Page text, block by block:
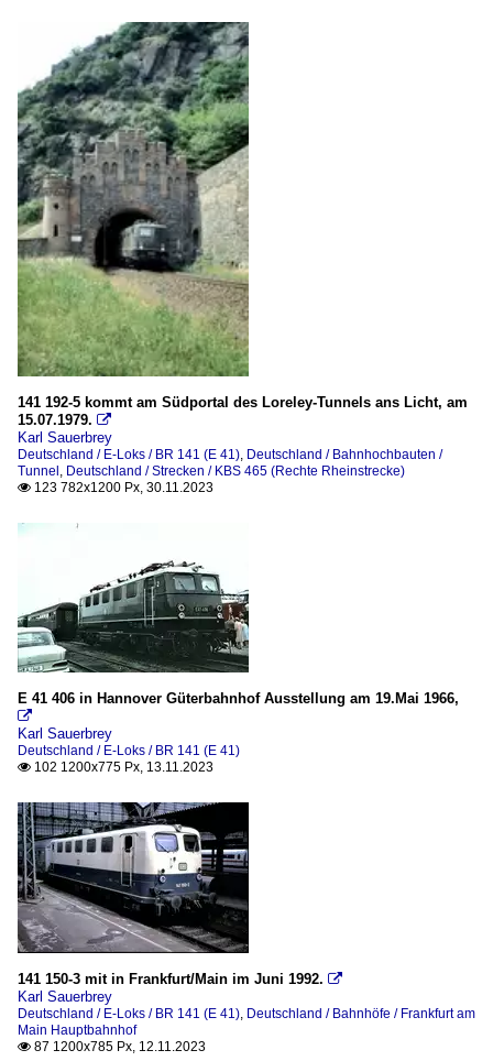
BR 120.1
BR 140 (E 40)
BR 144 (E 44, DR 244)
BR 150 (E 50)
BR 151
E 10.12 (DB 110 und DB 112 > 113)
Elektotriebzüge
BR 403 (später LH Airport-Express)
Museen, Ausstellungen und Messen
DB Museum Koblenz
Südwestfälische Eisenbahnmuseum Siegen (SEM-Siegen)
Personenzüge
S-Bahn Nürnberg
S-Bahn Rhein-Ruhr
Strecken
KBS 465 (Rechte Rheinstrecke)
KBS 690 (Moselstrecke)
KBS 750 (Filstalbahn) Stuttgart–Ulm
KBS 954 (Freilassing - Bad Reichenhall)
KBS 980 - Bayerische Maximiliansbahn (Ulm - Augsburg)
KBS 993 Ulm - Ingolstadt - Regensburg
Veranstaltungen
150 Jahre Eisenbahn in Deutschland
2023
2024
141 192-5 kommt am Südportal des Loreley-Tunnels ans Licht, am
15.07.1979. 
Karl Sauerbrey
Deutschland / E-Loks / BR 141 (E 41), Deutschland / Bahnhochbauten /
Tunnel, Deutschland / Strecken / KBS 465 (Rechte Rheinstrecke)
 123 782x1200 Px, 30.11.2023
E 41 406 in Hannover Güterbahnhof Ausstellung am 19.Mai 1966,

Karl Sauerbrey
Deutschland / E-Loks / BR 141 (E 41)
 102 1200x775 Px, 13.11.2023
141 150-3 mit in Frankfurt/Main im Juni 1992. 
Karl Sauerbrey
Deutschland / E-Loks / BR 141 (E 41), Deutschland / Bahnhöfe / Frankfurt am
Main Hauptbahnhof
 87 1200x785 Px, 12.11.2023